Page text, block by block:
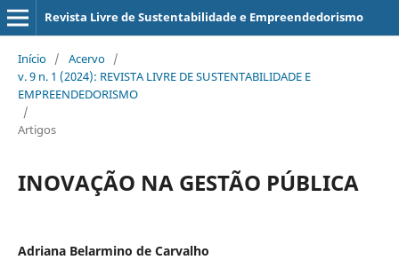
Revista Livre de Sustentabilidade e Empreendedorismo
Início / Acervo /
v. 9 n. 1 (2024): REVISTA LIVRE DE SUSTENTABILIDADE E
EMPREENDEDORISMO
/
Artigos
INOVAÇÃO NA GESTÃO PÚBLICA
Adriana Belarmino de Carvalho